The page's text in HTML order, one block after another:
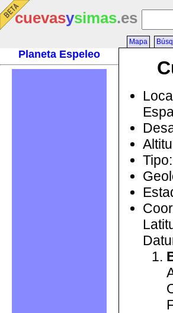
cuevasysimas.es
Planeta Espeleo
Mapa